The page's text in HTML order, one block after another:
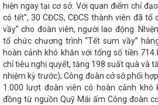
thiệu gần 50 sản phẩm đặc trưng, tiêu
– Tây Nguyên tổ chức tại thành phố
Công nghệ bảo vệ môi trường Hồ
mừng chào mừng Đại hội Công
triển năng lượng hydrogen của Việt
Bí thư, Chủ tịch nước Tô Lâm gặp Tổng
GIẢI PHÁP PHÁT TRIỂN CÔNG NGHIỆP
điện về việc đảm bảo vận hành an
Lý do dừng trình đề án sắp xếp huyện,
họp thứ 5, Quốc hội khóa XV
TỔ
hiện ngay tại cơ sở. Với quan điểm chỉ
có tết”, 30 CĐCS, CĐCS thành viên đã tổ
vầy” cho đoàn viên, người lao động.
tổ chức chương trình “Tết sum vầy”
hoàn cảnh khó khăn với tổng số tiền
chỉ tiêu nghị quyết, tăng 198 suất quà và
nhiệm kỳ trước); Công đoàn cở sở phối
1.000 lượt đoàn viên có hoàn cảnh
đồng từ nguồn Quỹ Mái ấm Công đoàn